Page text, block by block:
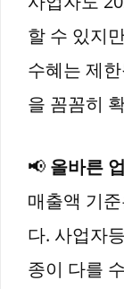
할 수 있지
수혜는 제
을 꼼꼼히
📢 올바른
매출액 기
다. 사업자
종이 다를